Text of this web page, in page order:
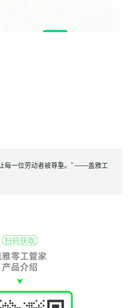
每一位劳动者被尊重。” ——盖雅工